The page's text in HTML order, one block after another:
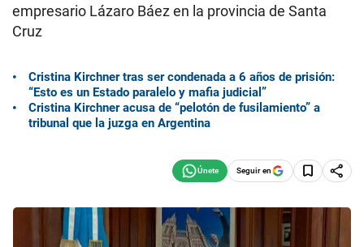
empresario Lázaro Báez en la provincia de Santa
Cruz
Cristina Kirchner tras ser condenada a 6 años de prisión:
“Esto es un Estado paralelo y mafia judicial”
Cristina Kirchner acusa de “pelotón de fusilamiento” a
tribunal que la juzga en Argentina
Seguir en